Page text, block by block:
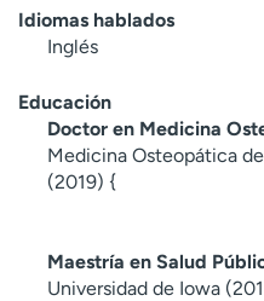
Idiomas hablados
Inglés
Educación
Doctor en Medicina
Medicina Osteopática
(2019) {
Maestría en Salud
Universidad de Iowa